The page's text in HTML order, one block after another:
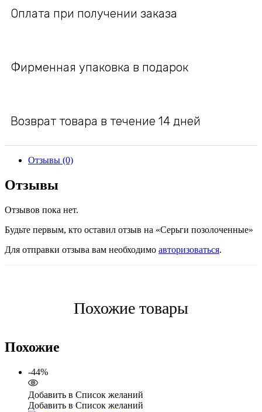
Оплата при получении заказа
Фирменная упаковка в подарок
Возврат товара в течение 14 дней
Отзывы (0)
Отзывы
Отзывов пока нет.
Будьте первым, кто оставил отзыв на «Серьги позолоченные»
Для отправки отзыва вам необходимо авторизоваться.
Похожие товары
Похожие
-44%
Добавить в Список желаний
Добавить в Список желаний